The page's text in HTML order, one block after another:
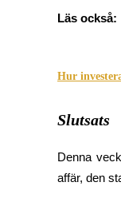
Kryptostödd
Läs också:
Hur
Slutsats
Denna
affär, den